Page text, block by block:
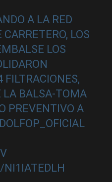
A LA RED
LOS
LOS
FILTRACIONES,
LA BALSA-TOMA
PREVENTIVO A
NI1IATEDLH